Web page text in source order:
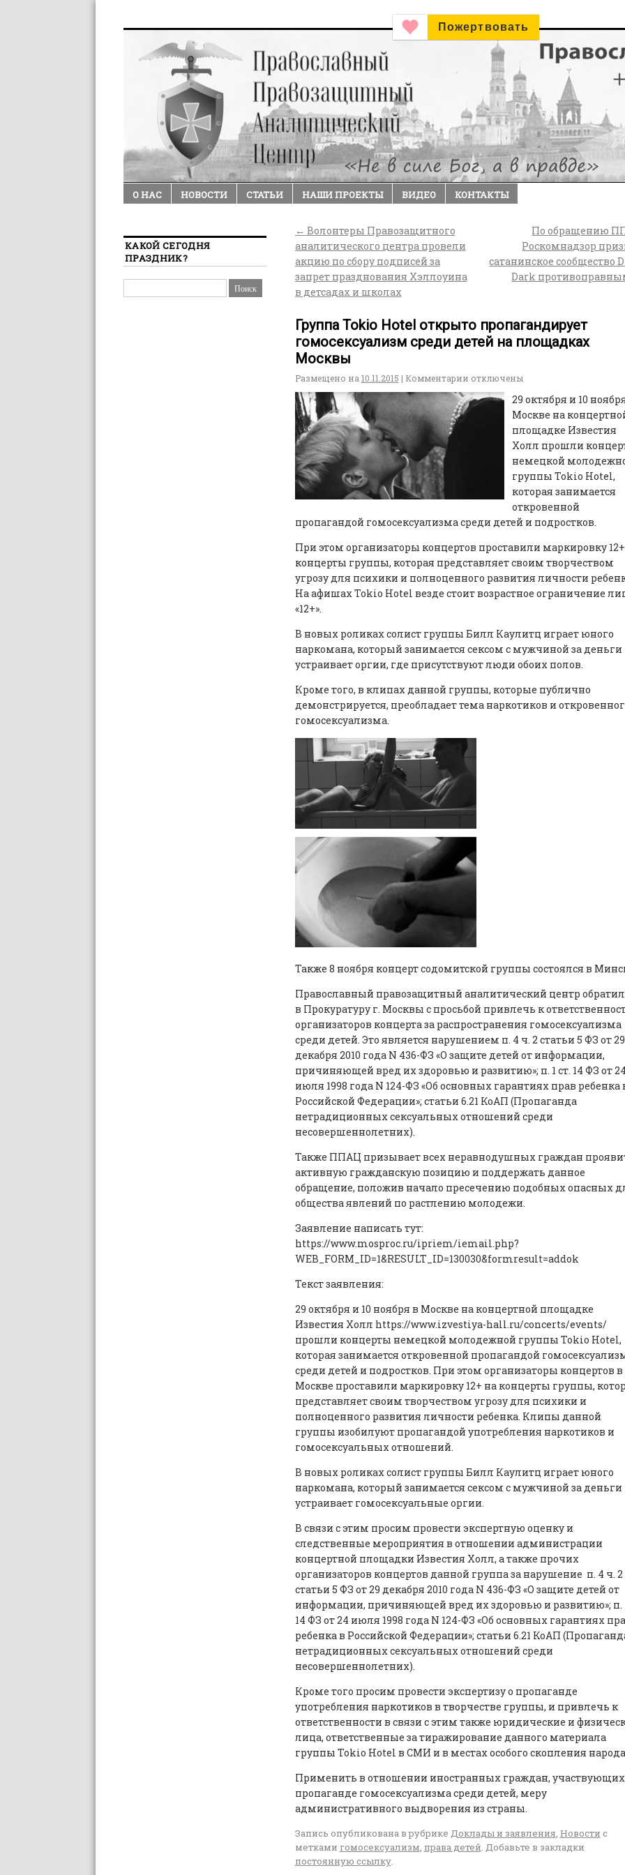
Пожертвовать
О НАС НОВОСТИ СТАТЬИ НАШИ ПРОЕКТЫ ВИДЕО КОНТАКТЫ
← Волонтеры Правозащитного
аналитического центра провели
акцию по сбору подписей за
запрет празднования Хэллоуина
в детсадах и школах
По обращению
Роскомнадзор
сатанинское сообщество
Dark
Группа Tokio Hotel открыто пропагандирует
гомосексуализм среди детей на площадках
Москвы
Размещено на 10.11.2015 | Комментарии отключены
29 октября и 10
Москве на
площадке Известия
Холл прошли
немецкой
группы Tokio Hotel,
которая занимается
откровенной
пропагандой гомосексуализма среди детей и подростков.
При этом организаторы концертов проставили маркировку
концерты группы, которая представляет своим творчеством
угрозу для психики и полноценного развития личности
На афишах Tokio Hotel везде стоит возрастное ограничение
«12+».
В новых роликах солист группы Билл Каулитц играет юного
наркомана, который занимается сексом с мужчиной за деньги
устраивает оргии, где присутствуют люди обоих полов.
Кроме того, в клипах данной группы, которые публично
демонстрируется, преобладает тема наркотиков и
гомосексуализма.
Также 8 ноября концерт содомитской группы состоялся в
Православный правозащитный аналитический центр
в Прокуратуру г. Москвы с просьбой привлечь к
организаторов концерта за распространения гомосексуализма
среди детей. Это является нарушением п. 4 ч. 2 статьи 5 ФЗ от 29
декабря 2010 года N 436-ФЗ «О защите детей от информации,
причиняющей вред их здоровью и развитию»; п. 1 ст. 14 ФЗ от
июля 1998 года N 124-ФЗ «Об основных гарантиях прав ребенка
Российской Федерации»; статьи 6.21 КоАП (Пропаганда
нетрадиционных сексуальных отношений среди
несовершеннолетних).
Также ППАЦ призывает всех неравнодушных граждан
активную гражданскую позицию и поддержать данное
обращение, положив начало пресечению подобных опасных
общества явлений по растлению молодежи.
Заявление написать тут:
https://www.mosproc.ru/ipriem/iemail.php?
WEB_FORM_ID=1&RESULT_ID=130030&formresult=addok
Текст заявления:
29 октября и 10 ноября в Москве на концертной площадке
Известия Холл https://www.izvestiya-hall.ru/concerts/events/
прошли концерты немецкой молодежной группы Tokio Hotel,
которая занимается откровенной пропагандой
среди детей и подростков. При этом организаторы концертов в
Москве проставили маркировку 12+ на концерты группы,
представляет своим творчеством угрозу для психики и
полноценного развития личности ребенка. Клипы данной
группы изобилуют пропагандой употребления наркотиков и
гомосексуальных отношений.
В новых роликах солист группы Билл Каулитц играет юного
наркомана, который занимается сексом с мужчиной за деньги
устраивает гомосексуальные оргии.
В связи с этим просим провести экспертную оценку и
следственные мероприятия в отношении администрации
концертной площадки Известия Холл, а также прочих
организаторов концертов данной группа за нарушение п. 4 ч. 2
статьи 5 ФЗ от 29 декабря 2010 года N 436-ФЗ «О защите детей от
информации, причиняющей вред их здоровью и развитию»; п.
14 ФЗ от 24 июля 1998 года N 124-ФЗ «Об основных гарантиях
ребенка в Российской Федерации»; статьи 6.21 КоАП
нетрадиционных сексуальных отношений среди
несовершеннолетних).
Кроме того просим провести экспертизу о пропаганде
употребления наркотиков в творчестве группы, и привлечь к
ответственности в связи с этим также юридические и
лица, ответственные за тиражирование данного материала
группы Tokio Hotel в СМИ и в местах особого скопления
Применить в отношении иностранных граждан,
пропаганде гомосексуализма среди детей, меру
административного выдворения из страны.
Запись опубликована в рубрике Доклады и заявления, Новости с
метками гомосексуализм, права детей. Добавьте в закладки
постоянную ссылку.
КАКОЙ СЕГОДНЯ
ПРАЗДНИК?